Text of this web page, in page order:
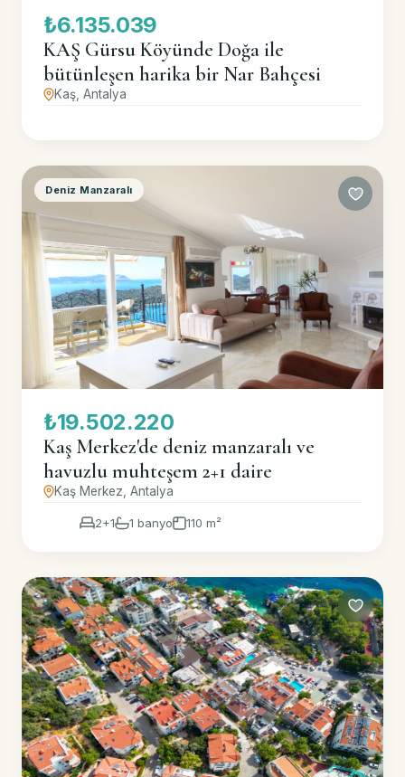
₺6.135.039
KAŞ Gürsu Köyünde Doğa ile
bütünleşen harika bir Nar Bahçesi
Kaş, Antalya
Deniz Manzaralı
₺19.502.220
Kaş Merkez'de deniz manzaralı ve
havuzlu muhteşem 2+1 daire
Kaş Merkez, Antalya
2+1 1 banyo 110 m²